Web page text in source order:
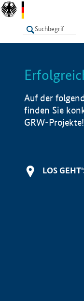
LISTE
Auf der
finden Sie
GRW-Projekte!
LOS